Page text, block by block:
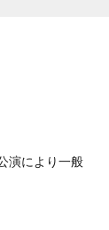
演により一般